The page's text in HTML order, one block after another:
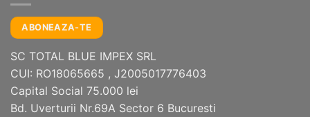
ABONEAZA-TE
SC TOTAL BLUE IMPEX SRL
CUI: RO18065665 , J2005017776403
Capital Social 75.000 lei
Bd. Uverturii Nr.69A Sector 6 Bucuresti